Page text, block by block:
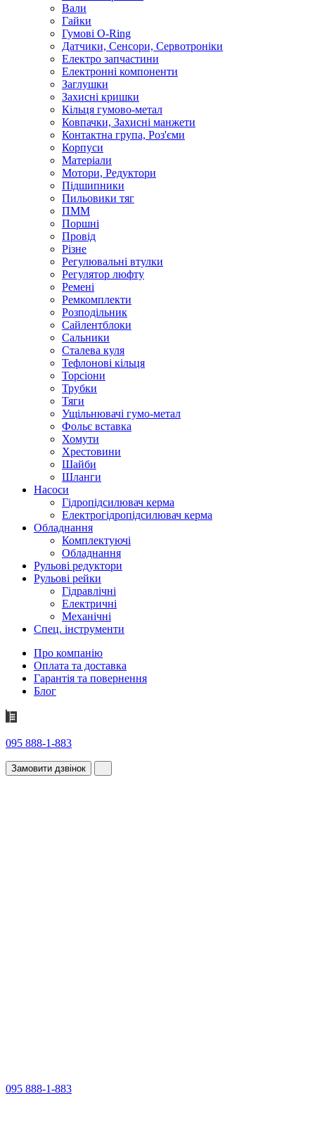
Вали
Гайки
Гумові O-Ring
Датчики, Сенсори, Сервотроніки
Електро запчастини
Електронні компоненти
Заглушки
Захисні кришки
Кільця гумово-метал
Ковпачки, Захисні манжети
Контактна група, Роз'єми
Корпуси
Матеріали
Мотори, Редуктори
Підшипники
Пильовики тяг
ПММ
Поршні
Провід
Різне
Регулювальні втулки
Регулятор люфту
Ремені
Ремкомплекти
Розподільник
Сайлентблоки
Сальники
Сталева куля
Тефлонові кільця
Торсіони
Трубки
Тяги
Ущільнювачі гумо-метал
Фольє вставка
Хомути
Хрестовини
Шайби
Шланги
Насоси
Гідропідсилювач керма
Електрогідропідсилювач керма
Обладнання
Комплектуючі
Обладнання
Рульові редуктори
Рульові рейки
Гідравлічні
Електричні
Механічні
Спец. інструменти
Про компанію
Оплата та доставка
Гарантія та повернення
Блог
095 888-1-883
Замовити дзвінок
095 888-1-883